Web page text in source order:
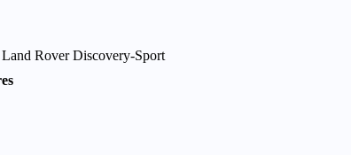
Rover Discovery-Sport